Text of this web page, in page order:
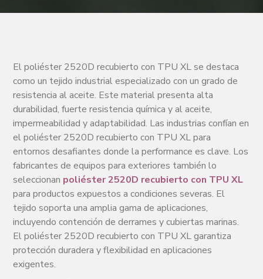
El poliéster 2520D recubierto con TPU XL se destaca
como un tejido industrial especializado con un grado de
resistencia al aceite. Este material presenta alta
durabilidad, fuerte resistencia química y al aceite,
impermeabilidad y adaptabilidad. Las industrias confían en
el poliéster 2520D recubierto con TPU XL para
entornos desafiantes donde la performance es clave. Los
fabricantes de equipos para exteriores también lo
seleccionan poliéster 2520D recubierto con TPU XL
para productos expuestos a condiciones severas. El
tejido soporta una amplia gama de aplicaciones,
incluyendo contención de derrames y cubiertas marinas.
El poliéster 2520D recubierto con TPU XL garantiza
protección duradera y flexibilidad en aplicaciones
exigentes.